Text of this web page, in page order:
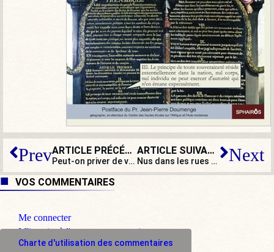
Prev ARTICLE PRÉCÉDENT
Peut-on priver de vacances d’été les employés d’un supermarché ?
ARTICLE SUIVANT
Nus dans les rues de Zurich : pas de panique, c’est de l’art, pas du cochon ! Next
VOS COMMENTAIRES
Me connecter
M'inscrire à l'espace commentaire
Charte d'utilisation des commentaires